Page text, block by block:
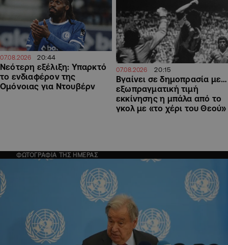
07.08.2026 20:44
Νεότερη εξέλιξη: Υπαρκτό
το ενδιαφέρον της
Ομόνοιας για Ντουβέρν
07.08.2026 20:15
Βγαίνει σε δημοπρασία με…
εξωπραγματική τιμή
εκκίνησης η μπάλα από το
γκολ με «το χέρι του Θεού»
ΦΩΤΟΓΡΑΦΙΑ ΤΗΣ ΗΜΕΡΑΣ